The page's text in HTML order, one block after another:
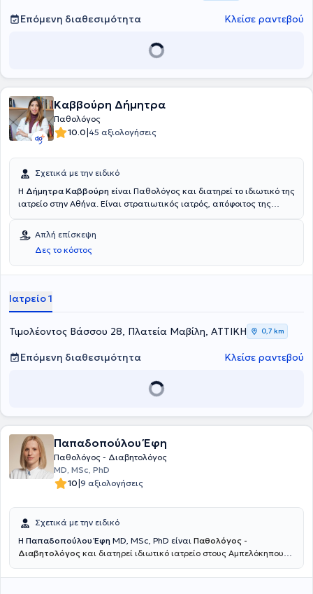
Επόμενη διαθεσιμότητα Κλείσε ραντεβού
Καββούρη Δήμητρα
Παθολόγος
10.0|45 αξιολογήσεις
Σχετικά με την ειδικό
Η Δήμητρα Καββούρη είναι Παθολόγος και διατηρεί το ιδιωτικό της
ιατρείο στην Αθήνα. Είναι στρατιωτικός ιατρός, απόφοιτος της
της Στρατιωτικής Σχολής Αξιωματικών Σωμάτων (ΣΣΑΣ). Έχει
θητεύσει ως ειδικευόμενη Παθολόγος στο Γενικό Νοσοκομείο
Αθηνών Λαϊκό. Εργάζεται ως επιμελήτρια στη Β' Παθολογική
Κλινική Ναυτικού Νοσοκομείου Αθηνών από το 2021. Εργάζεται
και του Νοσοκομείου ΕΡΡΙΚΟΣ ΝΤΥΝΑΝ.
Απλή επίσκεψη
Δες το κόστος
Ιατρείο 1
Τιμολέοντος Βάσσου 28, Πλατεία Μαβίλη, ΑΤΤΙΚΗ 0,7 km
Επόμενη διαθεσιμότητα Κλείσε ραντεβού
Παπαδοπούλου Έφη
Παθολόγος - Διαβητολόγος
MD, MSc, PhD
10|9 αξιολογήσεις
Σχετικά με την ειδικό
H Παπαδοπούλου Έφη MD, MSc, PhD είναι Παθολόγος -
Διαβητολόγος και διατηρεί ιδιωτικό ιατρείο στους Αμπελόκηπους.
κάτοχος Μεταπτυχιακού Διπλώματος Ειδίκευσης στον Σακχαρώδη